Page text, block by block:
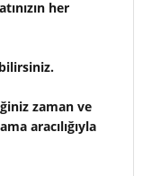
her
zaman ve
aracılığıyla